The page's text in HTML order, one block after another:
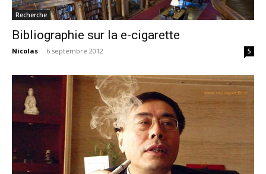
Recherche
Bibliographie sur la e-cigarette
Nicolas - 6 septembre 2012 5